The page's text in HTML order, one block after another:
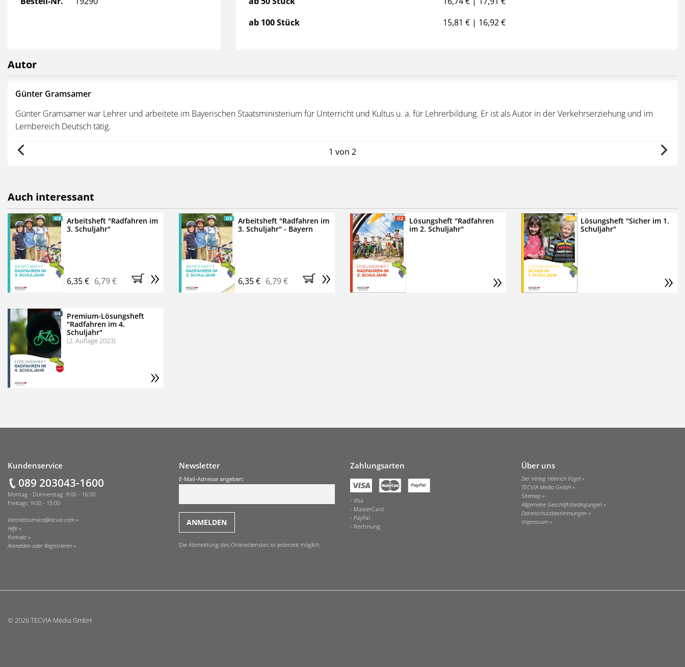
ab 100 Stück
15,81 € | 16,92 €
Autor
Günter Gramsamer
Günter Gramsamer war Lehrer und arbeitete im Bayerischen Staatsministerium für Unterricht und Kultus u. a. für Lehrerbildung. Er ist als Autor in der Verkehrserziehung und im
Lernbereich Deutsch tätig.
1 von 2
Auch interessant
Arbeitsheft "Radfahren im
3. Schuljahr"
6,35 € 6,79 € »
Arbeitsheft "Radfahren im
3. Schuljahr" - Bayern
6,35 € 6,79 € »
Lösungsheft "Radfahren
im 2. Schuljahr"
»
Lösungsheft "Sicher im 1.
Schuljahr"
»
Premium-Lösungsheft
"Radfahren im 4.
Schuljahr"
(2. Auflage 2023)
»
Fußzeile
Kundenservice
089 203043-1600
Montag - Donnerstag: 9:00 - 16:00
Freitags: 9:00 - 15:00
Vertriebsservice@tecvia.com
Hilfe
Kontakt
Anmelden oder Registrieren
Newsletter
E-Mail-Adresse angeben:
Die Abmeldung des Onlinedienstes ist jederzeit möglich.
Zahlungsarten
Visa
MasterCard
PayPal
Rechnung
Über uns
Der Verlag Heinrich Vogel
TECVIA Media GmbH
Sitemap
Allgemeine Geschäftsbedingungen
Datenschutzbestimmungen
Impressum
© 2026 TECVIA Media GmbH